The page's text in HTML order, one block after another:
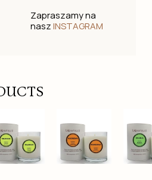
Zapraszamy na
naszINSTAGRAM